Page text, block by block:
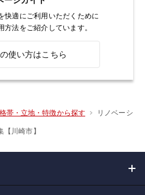
快適にご利用いただくために
方法をご紹介しています。
使い方はこちら
帯・立地・特徴から探す リノベーシ
川崎市】